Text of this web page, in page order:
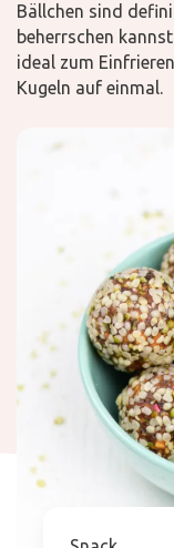
Downloads
Bällchen sind
beherrschen
ideal zum
Kugeln auf einmal.